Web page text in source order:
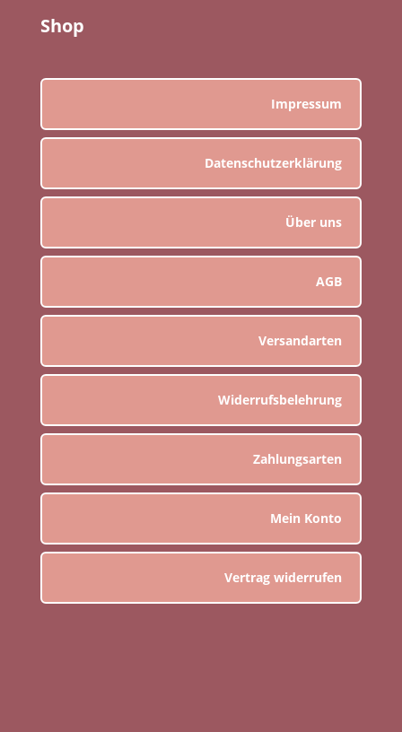
Shop
Impressum
Datenschutzerklärung
Über uns
AGB
Versandarten
Widerrufsbelehrung
Zahlungsarten
Mein Konto
Vertrag widerrufen